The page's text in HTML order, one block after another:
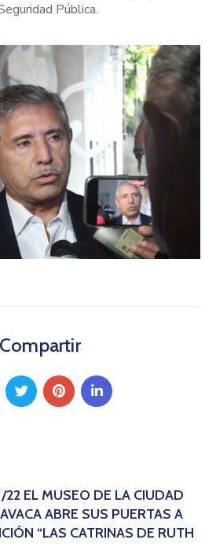
Pública.
Compartir
22 EL MUSEO DE LA CIUDAD
ABRE SUS PUERTAS A
“LAS CATRINAS DE RUTH